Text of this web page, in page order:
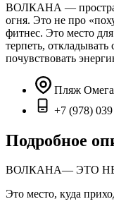
ВОЛКАНА —
огня. Это не про
фитнес. Это место
терпеть, откладывать
почувствовать
Пляж
+7 (978) 039
Подробное
ВОЛКАНА— ЭТО
Это место, куда